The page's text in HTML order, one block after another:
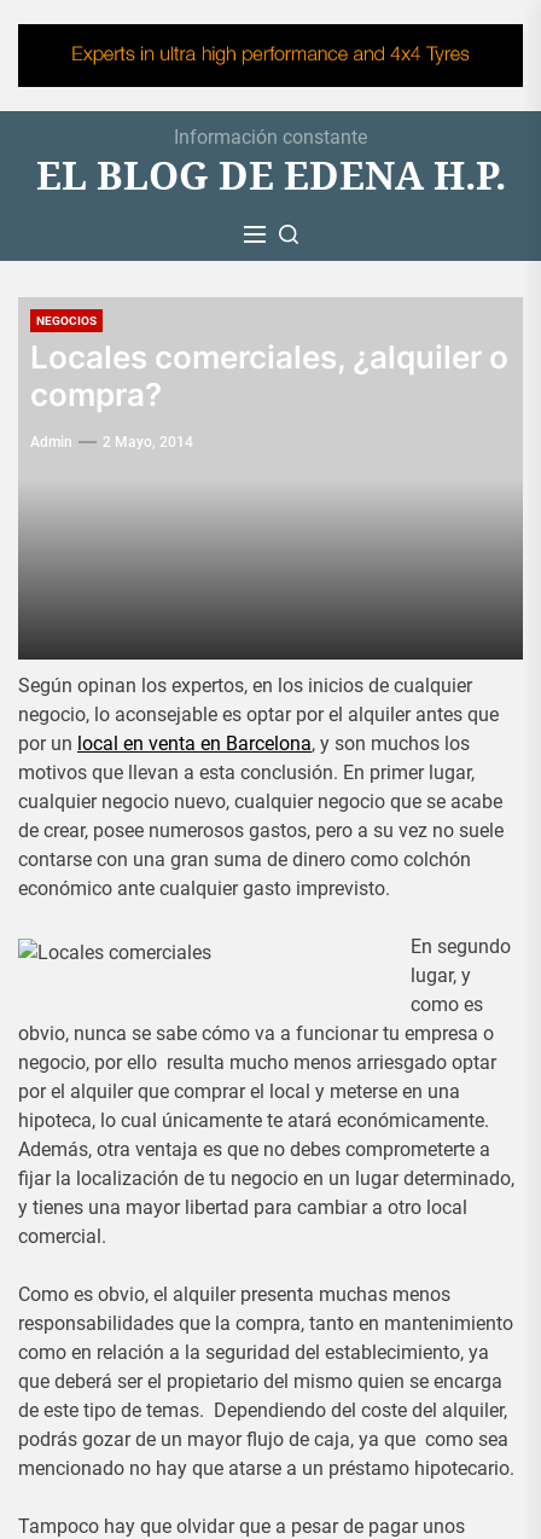
the
Información constante
EL BLOG DE EDENA H.P.
NEGOCIOS
Locales comerciales, ¿alquiler o
compra?
Admin 2 Mayo, 2014
Según opinan los expertos, en los inicios de cualquier
negocio, lo aconsejable es optar por el alquiler antes que
por un local en venta en Barcelona, y son muchos los
motivos que llevan a esta conclusión. En primer lugar,
cualquier negocio nuevo, cualquier negocio que se acabe
de crear, posee numerosos gastos, pero a su vez no suele
contarse con una gran suma de dinero como colchón
económico ante cualquier gasto imprevisto.
En segundo
lugar, y
como es
obvio, nunca se sabe cómo va a funcionar tu empresa o
negocio, por ello resulta mucho menos arriesgado optar
por el alquiler que comprar el local y meterse en una
hipoteca, lo cual únicamente te atará económicamente.
Además, otra ventaja es que no debes comprometerte a
fijar la localización de tu negocio en un lugar determinado,
y tienes una mayor libertad para cambiar a otro local
comercial.
Como es obvio, el alquiler presenta muchas menos
responsabilidades que la compra, tanto en mantenimiento
como en relación a la seguridad del establecimiento, ya
que deberá ser el propietario del mismo quien se encarga
de este tipo de temas. Dependiendo del coste del alquiler,
podrás gozar de un mayor flujo de caja, ya que como sea
mencionado no hay que atarse a un préstamo hipotecario.
Tampoco hay que olvidar que a pesar de pagar unos